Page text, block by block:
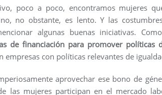
poco a poco, encontramos mujeres
no obstante, es lento. Y las
algunas buenas iniciativas.
de financiación para promover políticas
empresas con políticas relevantes de
aprovechar ese bono de
las mujeres participan en el mercado